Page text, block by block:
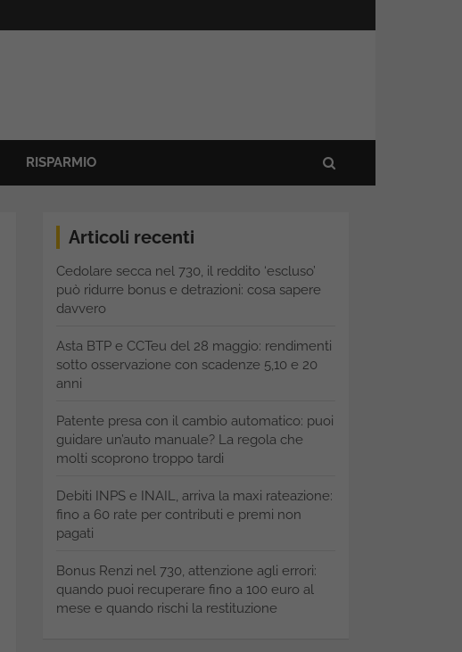
RISPARMIO
Articoli recenti
Cedolare secca nel 730, il reddito ‘escluso’
può ridurre bonus e detrazioni: cosa sapere
davvero
Asta BTP e CCTeu del 28 maggio: rendimenti
sotto osservazione con scadenze 5,10 e 20
anni
Patente presa con il cambio automatico: puoi
guidare un’auto manuale? La regola che
molti scoprono troppo tardi
Debiti INPS e INAIL, arriva la maxi rateazione:
fino a 60 rate per contributi e premi non
pagati
Bonus Renzi nel 730, attenzione agli errori:
quando puoi recuperare fino a 100 euro al
mese e quando rischi la restituzione